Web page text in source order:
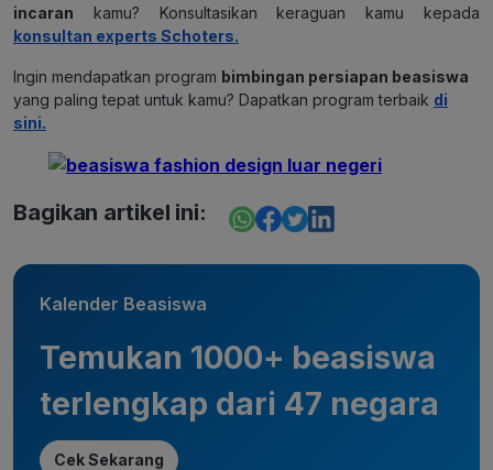
incaran kamu? Konsultasikan keraguan kamu kepada
konsultan experts Schoters.
Ingin mendapatkan program bimbingan persiapan beasiswa
yang paling tepat untuk kamu? Dapatkan program terbaik di
sini.
Bagikan artikel ini:
Kalender Beasiswa
Temukan 1000+ beasiswa
terlengkap dari 47 negara
Cek Sekarang